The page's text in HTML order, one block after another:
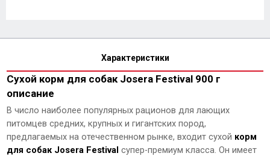
Характеристики
Сухой корм для собак Josera Festival 900 г
описание
В число наиболее популярных рационов для лающих
питомцев средних, крупных и гигантских пород,
предлагаемых на отечественном рынке, входит сухой корм
для собак Josera Festival супер-премиум класса. Он имеет